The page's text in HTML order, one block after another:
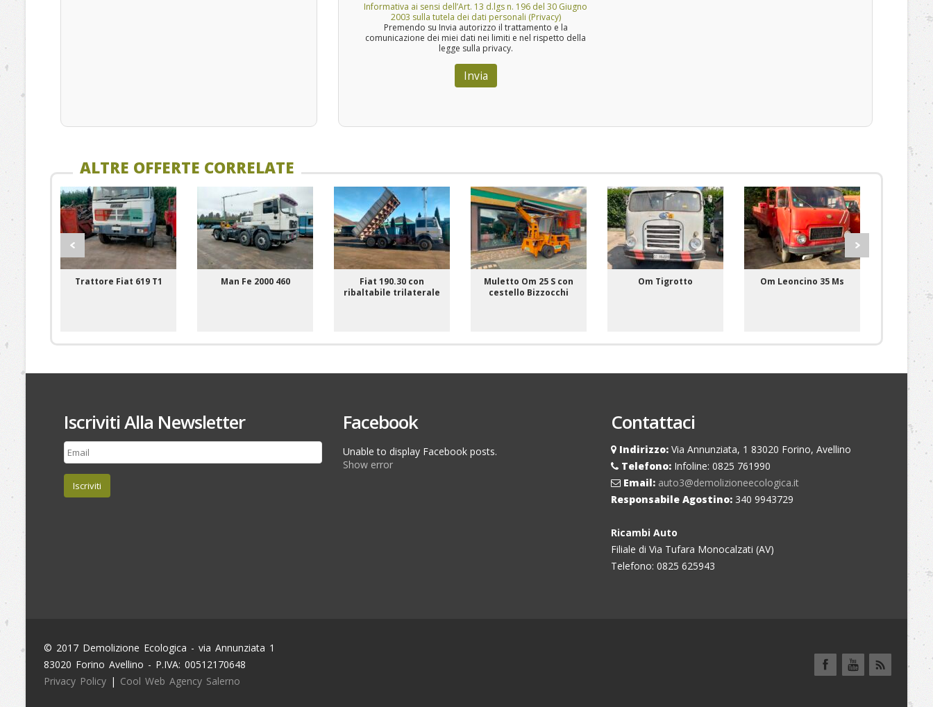
Informativa ai sensi dell’Art. 13 d.lgs n. 196 del 30 Giugno
2003 sulla tutela dei dati personali (Privacy)
Premendo su Invia autorizzo il trattamento e la
comunicazione dei miei dati nei limiti e nel rispetto della
legge sulla privacy.
ALTRE OFFERTE CORRELATE
Trattore Fiat 619 T1 Man Fe 2000 460
Fiat 190.30 con
ribaltabile trilaterale
Muletto Om 25 S con
cestello Bizzocchi
Om Tigrotto Om Leoncino 35 Ms
Iscriviti Alla Newsletter
Iscriviti
Facebook
Unable to display Facebook posts.
Show error
Contattaci
Indirizzo:Via Annunziata, 1 83020 Forino, Avellino
Telefono: Infoline: 0825 761990
Email: auto3@demolizioneecologica.it
Responsabile Agostino: 340 9943729
Ricambi Auto
Filiale di Via Tufara Monocalzati (AV)
Telefono: 0825 625943
© 2017 Demolizione Ecologica - via Annunziata 1
83020 Forino Avellino - P.IVA: 00512170648
Privacy Policy | Cool Web Agency Salerno